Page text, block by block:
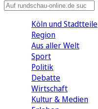
Köln und Stadtteile
Region
Aus aller Welt
Sport
Politik
Debatte
Wirtschaft
Kultur & Medien